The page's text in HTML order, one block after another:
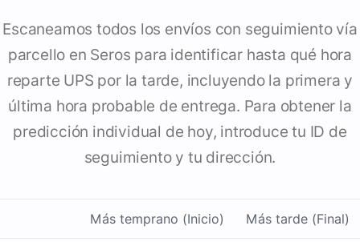
Escaneamos todos los envíos con seguimiento vía
parcello en Seros para identificar hasta qué hora
reparte UPS por la tarde, incluyendo la primera y
última hora probable de entrega. Para obtener la
predicción individual de hoy, introduce tu ID de
seguimiento y tu dirección.
Más temprano (Inicio) Más tarde (Final)